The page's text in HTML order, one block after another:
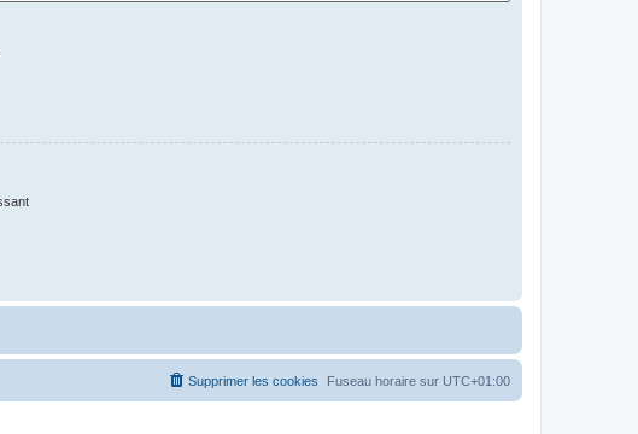
Fuseau horaire sur UTC+01:00
Supprimer les cookies